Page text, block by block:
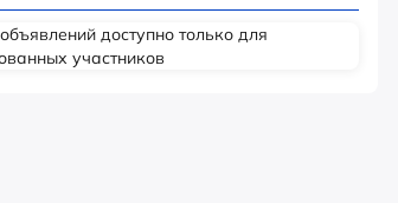
доступно только для
участников